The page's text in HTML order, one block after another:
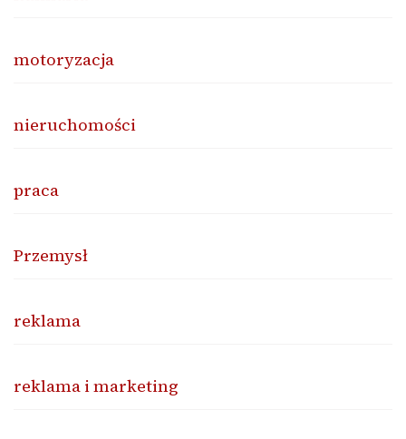
motoryzacja
nieruchomości
praca
Przemysł
reklama
reklama i marketing